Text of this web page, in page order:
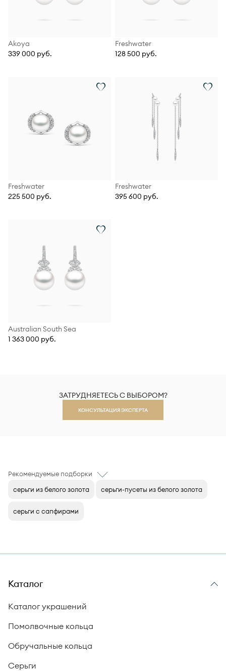
Akoya
339 000 руб.
Freshwater
128 500 руб.
Freshwater
225 500 руб.
Freshwater
395 600 руб.
Australian South Sea
1 363 000 руб.
ЗАТРУДНЯЕТЕСЬ С ВЫБОРОМ?
КОНСУЛЬТАЦИЯ ЭКСПЕРТА
Рекомендуемые подборки
серьги из белого золота
серьги-пусеты из белого золота
серьги с сапфирами
Каталог
Каталог украшений
Помолвочные кольца
Обручальные кольца
Серьги